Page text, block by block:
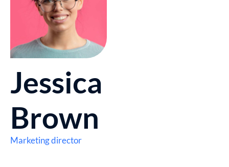
Jessica
Brown
Marketing director